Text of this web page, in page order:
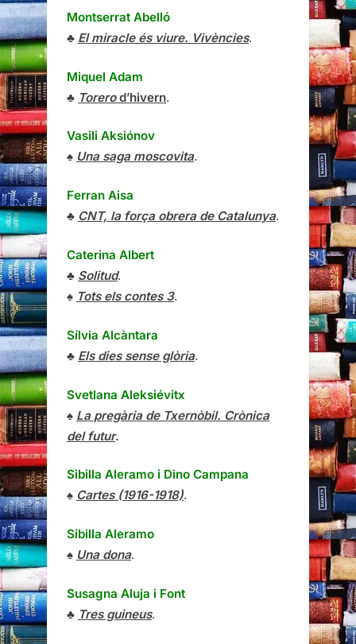
Montserrat Abelló
♣ El miracle és viure. Vivències.
Miquel Adam
♣ Torerod’hivern.
Vasili Aksiónov
♠ Una saga moscovita.
Ferran Aisa
♣ CNT, la força obrera de Catalunya.
Caterina Albert
♣ Solitud.
♠ Tots els contes 3.
Sílvia Alcàntara
♣ Els dies sense glòria.
Svetlana Aleksiévitx
♠ La pregària de Txernòbil. Crònica
del futur.
Sibilla Aleramo i Dino Campana
♠ Cartes (1916-1918).
Sibilla Aleramo
♠ Una dona.
Susagna Aluja i Font
♣ Tres guineus.